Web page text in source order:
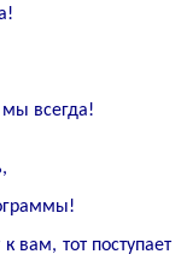
всегда!
вам, тот поступает